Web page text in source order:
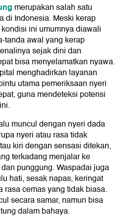
merupakan salah satu
di Indonesia. Meski kerap
ini umumnya diawali
tanda awal yang kerap
sejak dini dan
bisa menyelamatkan nyawa.
menghadirkan layanan
utama pemeriksaan nyeri
guna mendeteksi potensi
muncul dengan nyeri dada
nyeri atau rasa tidak
kiri dengan sensasi ditekan,
terkadang menjalar ke
punggung. Waspadai juga
hati, sesak napas, keringat
rasa cemas yang tidak biasa.
secara samar, namun bisa
dalam bahaya.